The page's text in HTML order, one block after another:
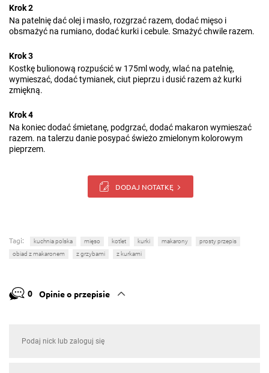
Krok 2
Na patelnię dać olej i masło, rozgrzać razem, dodać mięso i
obsmażyć na rumiano, dodać kurki i cebule. Smażyć chwile razem.
Krok 3
Kostkę bulionową rozpuścić w 175ml wody, wlać na patelnię,
wymieszać, dodać tymianek, ciut pieprzu i dusić razem aż kurki
zmiękną.
Krok 4
Na koniec dodać śmietanę, podgrzać, dodać makaron wymieszać
razem. na talerzu danie posypać świeżo zmielonym kolorowym
pieprzem.
DODAJ NOTATKĘ
Tagi: kuchnia polska mięso kotlet kurki makarony
prosty przepis
obiad z makaronem
z grzybami z kurkami
0 Opinie o przepisie